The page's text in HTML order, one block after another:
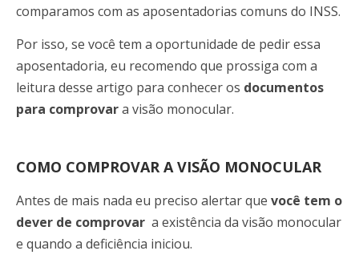
comparamos com as aposentadorias comuns do INSS.
Por isso, se você tem a oportunidade de pedir essa
aposentadoria, eu recomendo que prossiga com a
leitura desse artigo para conhecer os documentos
para comprovara visão monocular.
COMO COMPROVAR A VISÃO MONOCULAR
Antes de mais nada eu preciso alertar que você tem o
dever de comprovar a existência da visão monocular
e quando a deficiência iniciou.